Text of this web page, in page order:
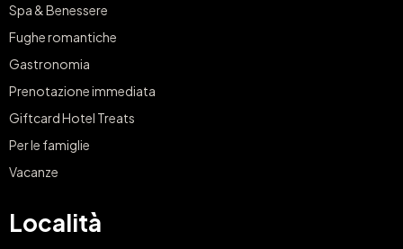
Spa & Benessere
Fughe romantiche
Gastronomia
Prenotazione immediata
Giftcard Hotel Treats
Per le famiglie
Vacanze
Località